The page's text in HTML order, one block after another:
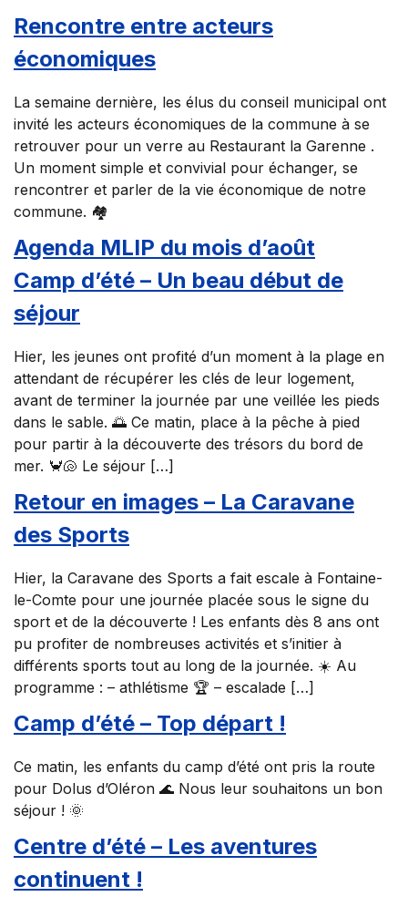
Rencontre entre acteurs
économiques
La semaine dernière, les élus du conseil municipal ont
invité les acteurs économiques de la commune à se
retrouver pour un verre au Restaurant la Garenne .
Un moment simple et convivial pour échanger, se
rencontrer et parler de la vie économique de notre
commune. 🏘️
Agenda MLIP du mois d’août
Camp d’été – Un beau début de
séjour
Hier, les jeunes ont profité d’un moment à la plage en
attendant de récupérer les clés de leur logement,
avant de terminer la journée par une veillée les pieds
dans le sable. 🌅 Ce matin, place à la pêche à pied
pour partir à la découverte des trésors du bord de
mer. 🦀🐚 Le séjour […]
Retour en images – La Caravane
des Sports
Hier, la Caravane des Sports a fait escale à Fontaine-
le-Comte pour une journée placée sous le signe du
sport et de la découverte ! Les enfants dès 8 ans ont
pu profiter de nombreuses activités et s’initier à
différents sports tout au long de la journée. ☀️ Au
programme : – athlétisme 🏆 – escalade […]
Camp d’été – Top départ !
Ce matin, les enfants du camp d’été ont pris la route
pour Dolus d’Oléron 🌊 Nous leur souhaitons un bon
séjour ! 🌞
Centre d’été – Les aventures
continuent !